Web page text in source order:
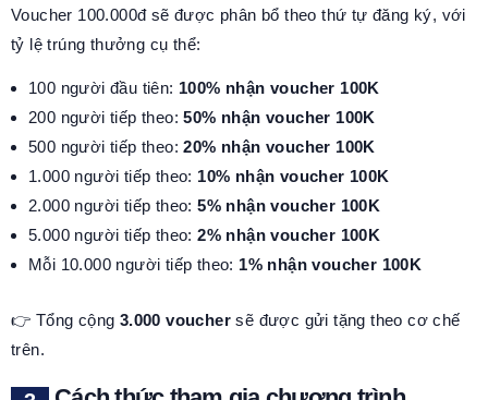
Voucher 100.000đ sẽ được phân bổ theo thứ tự đăng ký, với
tỷ lệ trúng thưởng cụ thể:
100 người đầu tiên: 100% nhận voucher 100K
200 người tiếp theo:50% nhận voucher 100K
500 người tiếp theo:20% nhận voucher 100K
1.000 người tiếp theo: 10% nhận voucher 100K
2.000 người tiếp theo:5% nhận voucher 100K
5.000 người tiếp theo:2% nhận voucher 100K
Mỗi 10.000 người tiếp theo: 1% nhận voucher 100K
👉 Tổng cộng 3.000 voucher sẽ được gửi tặng theo cơ chế
trên.